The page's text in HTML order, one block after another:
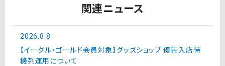
関連ニュース
2026.8.8
【イーグル・ゴールド会員対象】グッズショップ 優先入店待
機列運用について